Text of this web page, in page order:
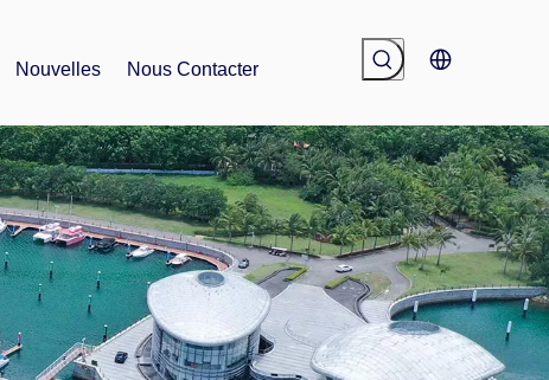
Nouvelles Nous Contacter